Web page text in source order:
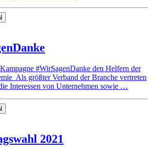
#WirSagenDanke den Helfern der
Als größter Verband der Branche vertreten
Interessen von Unternehmen sowie …
2021